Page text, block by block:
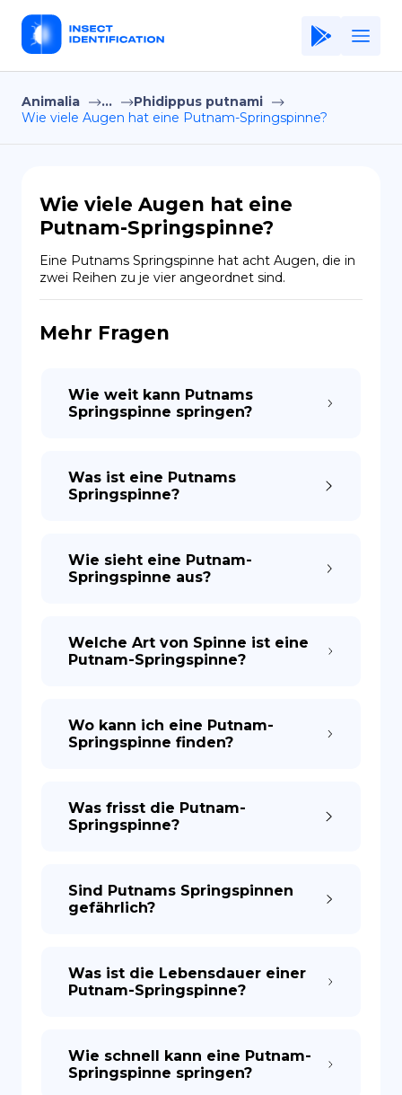
Home
Application
Terms of Use
Privacy Policy
DE
FR
Copiright © Niro ID
Animalia ...
Phidippus putnami
Wie viele Augen hat eine Putnam-Springspinne?
Wie viele Augen hat eine
Putnam-Springspinne?
Eine Putnams Springspinne hat acht Augen, die in
zwei Reihen zu je vier angeordnet sind.
Mehr Fragen
Wie weit kann Putnams
Springspinne springen?
Was ist eine Putnams
Springspinne?
Wie sieht eine Putnam-
Springspinne aus?
Welche Art von Spinne ist eine
Putnam-Springspinne?
Wo kann ich eine Putnam-
Springspinne finden?
Was frisst die Putnam-
Springspinne?
Sind Putnams Springspinnen
gefährlich?
Was ist die Lebensdauer einer
Putnam-Springspinne?
Wie schnell kann eine Putnam-
Springspinne springen?